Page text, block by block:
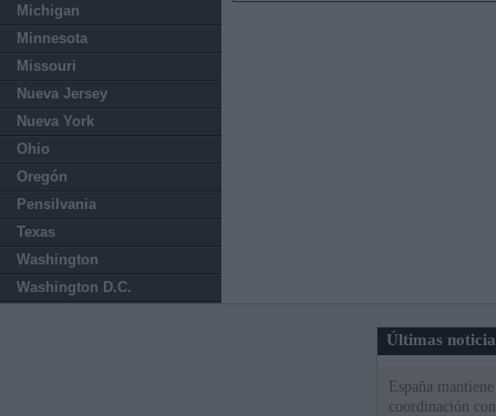
Michigan
Minnesota
Missouri
Nueva Jersey
Nueva York
Ohio
Oregón
Pensilvania
Texas
Washington
Washington D.C.
Últimas
España
coordinación